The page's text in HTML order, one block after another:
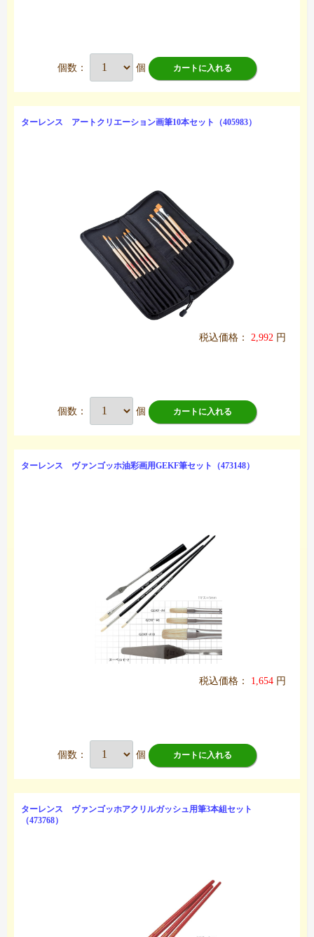
個数： 個 カートに入れる
ターレンス アートクリエーション画筆10本セット（405983）
税込価格： 2,992 円
個数： 個 カートに入れる
ターレンス ヴァンゴッホ油彩画用GEKF筆セット（473148）
税込価格： 1,654 円
個数： 個 カートに入れる
ターレンス ヴァンゴッホアクリルガッシュ用筆3本組セット
（473768）